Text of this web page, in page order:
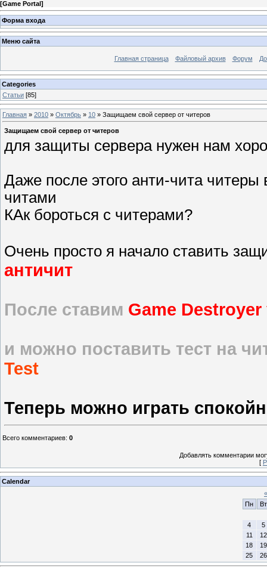
[Game Portal]
Форма входа
Меню сайта
Главная страница Файловый архив Форум
Categories
Статьи [85]
Главная » 2010 » Октябрь » 10 » Защищаем свой сервер от читеров
Защищаем свой сервер от читеров
для защиты сервера нужен нам
Даже после этого анти-чита
читами
КАк бороться с читерами?
Очень просто я начало ставить
античит
После ставим Game Destroyer
и можно поставить тест на
Test
Теперь можно играть
Всего комментариев: 0
Добавлять комментарии
[
Calendar
«
Пн
Вт
4
5
11
12
18
19
25
26